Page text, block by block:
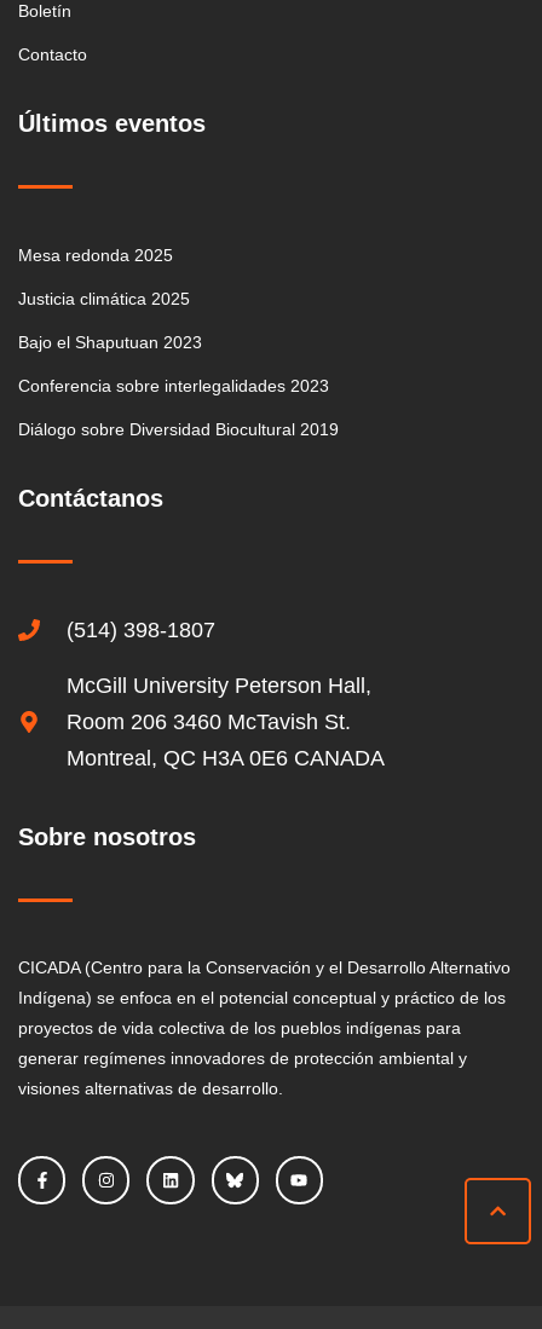
Boletín
Contacto
Últimos eventos
Mesa redonda 2025
Justicia climática 2025
Bajo el Shaputuan 2023
Conferencia sobre interlegalidades 2023
Diálogo sobre Diversidad Biocultural 2019
Contáctanos
(514) 398-1807
McGill University Peterson Hall,
Room 206 3460 McTavish St.
Montreal, QC H3A 0E6 CANADA
Sobre nosotros
CICADA (Centro para la Conservación y el Desarrollo Alternativo
Indígena) se enfoca en el potencial conceptual y práctico de los
proyectos de vida colectiva de los pueblos indígenas para
generar regímenes innovadores de protección ambiental y
visiones alternativas de desarrollo.